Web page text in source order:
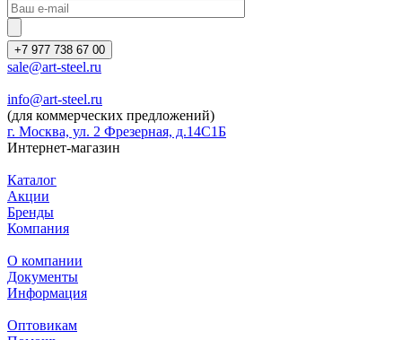
+7 977 738 67 00
sale@art-steel.ru
info@art-steel.ru
(для коммерческих предложений)
г. Москва, ул. 2 Фрезерная, д.14С1Б
Интернет-магазин
Каталог
Акции
Бренды
Компания
О компании
Документы
Информация
Оптовикам